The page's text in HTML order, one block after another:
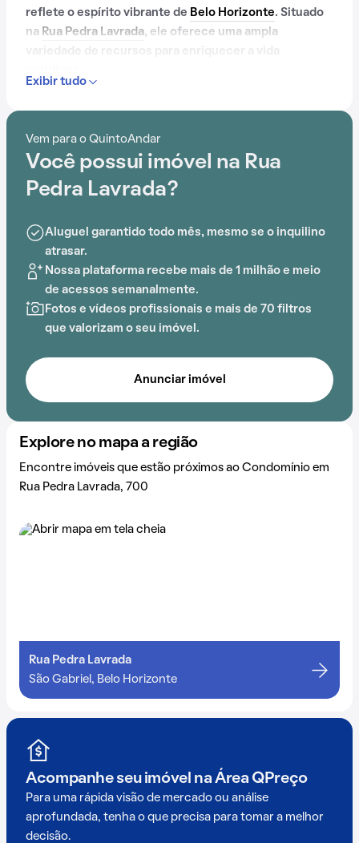
reflete o espírito vibrante de Belo Horizonte. Situado
na Rua Pedra Lavrada, ele oferece uma ampla
Com portaria 24 horas, elevador, academia, piscina,
playground e salão de jogos, este condomínio é ideal
para quem busca conforto e entretenimento.
Exibir tudo
Vem para o QuintoAndar
Você possui imóvel na Rua
Pedra Lavrada?
Aluguel garantido todo mês, mesmo se o inquilino
atrasar.
Nossa plataforma recebe mais de 1 milhão e meio
de acessos semanalmente.
Fotos e vídeos profissionais e mais de 70 filtros
que valorizam o seu imóvel.
Anunciar imóvel
Explore no mapa a região
Encontre imóveis que estão próximos ao Condomínio em
Rua Pedra Lavrada, 700
Rua Pedra Lavrada
São Gabriel, Belo Horizonte
Acompanhe seu imóvel na Área QPreço
Para uma rápida visão de mercado ou análise
aprofundada, tenha o que precisa para tomar a melhor
decisão.